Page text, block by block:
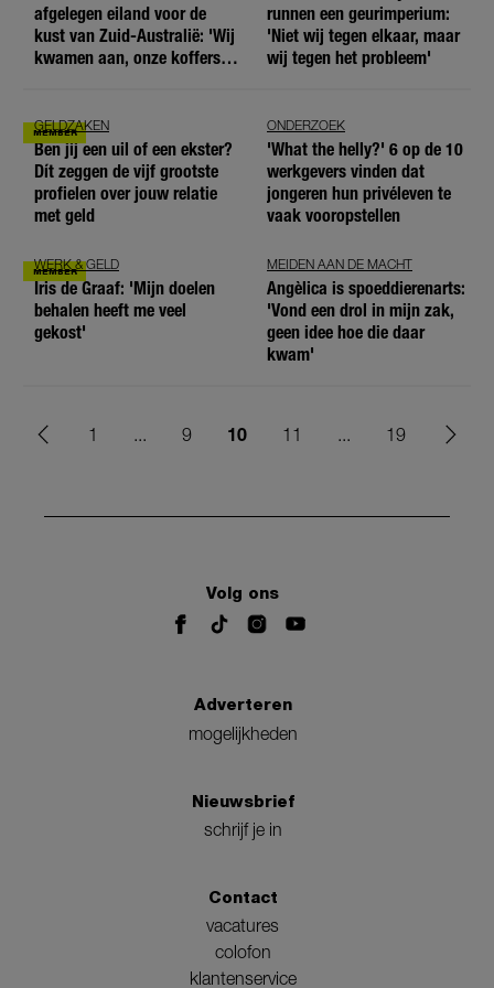
afgelegen eiland voor de
kust van Zuid-Australië: 'Wij
kwamen aan, onze koffers
runnen een geurimperium:
'Niet wij tegen elkaar, maar
wij tegen het probleem'
GELDZAKEN
Ben jij een uil of een ekster?
Dít zeggen de vijf grootste
profielen over jouw relatie
met geld
ONDERZOEK
'What the helly?' 6 op de 10
werkgevers vinden dat
jongeren hun privéleven te
vaak vooropstellen
WERK & GELD
Iris de Graaf: 'Mijn doelen
behalen heeft me veel
gekost'
MEIDEN AAN DE MACHT
Angèlica is spoeddierenarts:
'Vond een drol in mijn zak,
geen idee hoe die daar
kwam'
1 ... 9 10 11 ... 19
Volg ons
Adverteren
mogelijkheden
Nieuwsbrief
schrijf je in
Contact
vacatures
colofon
klantenservice